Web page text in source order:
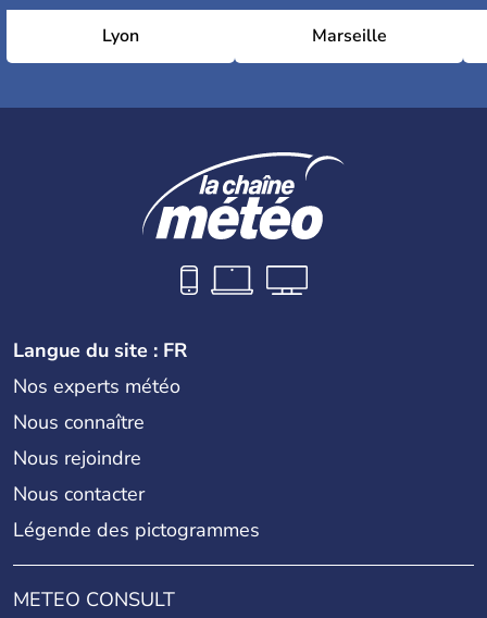
Lyon Marseille
Langue du site : FR
Nos experts météo
Nous connaître
Nous rejoindre
Nous contacter
Légende des pictogrammes
METEO CONSULT